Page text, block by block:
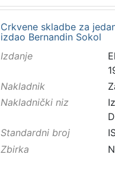
Crkvene skladbe za
izdao Bernandin Sokol
Izdanje
Nakladnik
Nakladnički niz
Standardni broj
Zbirka